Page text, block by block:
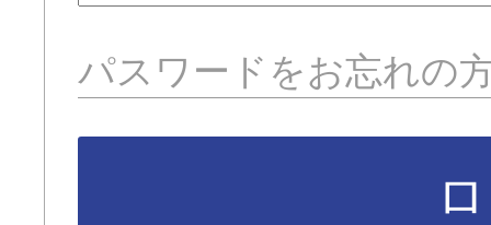
パスワードをお忘れの